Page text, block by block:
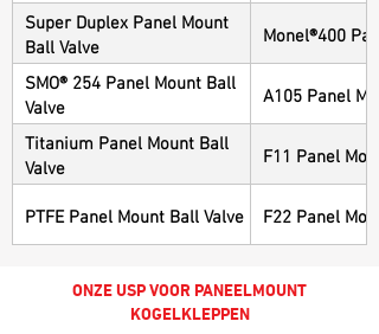
Super Duplex Panel Mount
Ball Valve
Monel®400
SMO® 254 Panel Mount Ball
Valve
A105 Panel
Titanium Panel Mount Ball
Valve
F11 Panel
PTFE Panel Mount Ball Valve F22 Panel
ONZE USP VOOR PANEELMOUNT
KOGELKLEPPEN